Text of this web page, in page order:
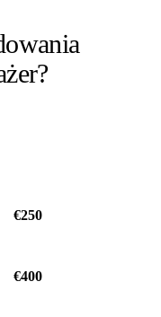
€250
€400